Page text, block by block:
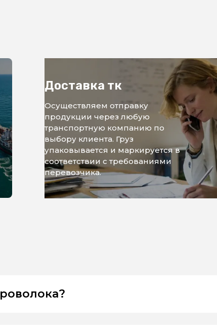
Доставка тк
Осуществляем отправку
продукции через любую
транспортную компанию по
выбору клиента. Груз
упаковывается и маркируется в
соответствии с требованиями
перевозчика.